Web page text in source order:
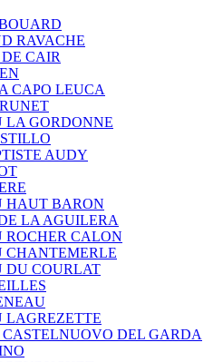
RAVACHE
CAIR
CAPO LEUCA
LA GORDONNE
AUDY
HAUT BARON
LA AGUILERA
ROCHER CALON
CHANTEMERLE
DU COURLAT
LAGREZETTE
DEL GARDA